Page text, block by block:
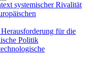
systemischer Rivalität
für die
Politik